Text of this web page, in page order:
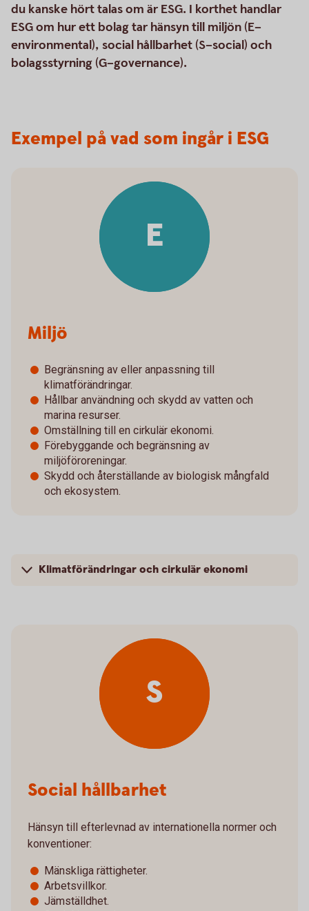
du kanske hört talas om är ESG. I korthet handlar
ESG om hur ett bolag tar hänsyn till miljön (E–
environmental), social hållbarhet (S–social) och
bolagsstyrning (G–governance).
Exempel på vad som ingår i ESG
E
Miljö
Begränsning av eller anpassning till
klimatförändringar.
Hållbar användning och skydd av vatten och
marina resurser.
Omställning till en cirkulär ekonomi.
Förebyggande och begränsning av
miljöföroreningar.
Skydd och återställande av biologisk mångfald
och ekosystem.
Klimatförändringar och cirkulär ekonomi
S
Social hållbarhet
Hänsyn till efterlevnad av internationella normer och
konventioner:
Mänskliga rättigheter.
Arbetsvillkor.
Jämställdhet.